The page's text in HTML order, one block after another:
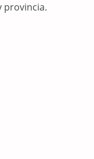
provincia.